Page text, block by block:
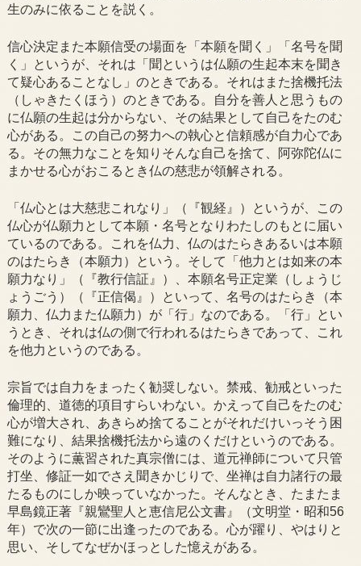
生のみに依ることを説く。
信心決定また本願信受の場面を「本願を聞く」「名号を聞
く」というが、それは「聞というは仏願の生起本末を聞き
て疑心あることなし」のときである。それはまた捨機托法
（しゃきたくほう）のときである。自分を善人と思うもの
に仏願の生起は分からない、その結果として自己をたのむ
心がある。この自己の努力への執心と信頼感が自力心であ
る。その無力なことを知りそんな自己を捨て、阿弥陀仏に
まかせる心がおこるとき仏の慈悲が領解される。
「仏心とは大慈悲これなり」（『観経』）というが、この
仏心が仏願力として本願・名号となりわたしのもとに届い
ているのである。これを仏力、仏のはたらきあるいは本願
のはたらき（本願力）という。そして「他力とは如来の本
願力なり」（『教行信証』）、本願名号正定業（しょうじ
ょうごう）（『正信偈』）といって、名号のはたらき（本
願力、仏力また仏願力）が「行」なのである。「行」とい
うとき、それは仏の側で行われるはたらきであって、これ
を他力というのである。
宗旨では自力をまったく勧奨しない。禁戒、勧戒といった
倫理的、道徳的項目すらいわない。かえって自己をたのむ
心が増大され、あきらめ捨てることがそれだけいっそう困
難になり、結果捨機托法から遠のくだけというのである。
そのように薫習された真宗僧には、道元禅師について只管
打坐、修証一如でさえ聞きかじりで、坐禅は自力諸行の最
たるものにしか映っていなかった。そんなとき、たまたま
早島鏡正著『親鸞聖人と恵信尼公文書』（文明堂・昭和56
年）で次の一節に出逢ったのである。心が躍り、やはりと
思い、そしてなぜかほっとした憶えがある。